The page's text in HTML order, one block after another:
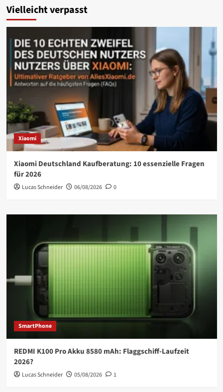
Vielleicht verpasst
Xiaomi
Xiaomi Deutschland Kaufberatung: 10 essenzielle Fragen
für 2026
Lucas Schneider 06/08/2026 0
SmartPhone
REDMI K100 Pro Akku 8580 mAh: Flaggschiff-Laufzeit
2026?
Lucas Schneider 05/08/2026 1